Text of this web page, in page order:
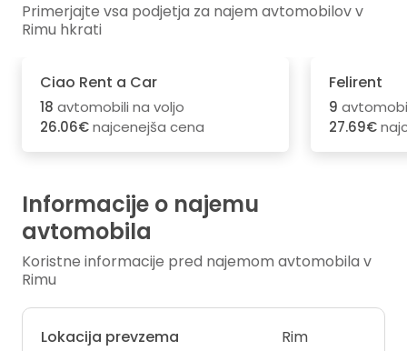
Primerjajte vsa podjetja za najem avtomobilov v
Rimu hkrati
Ciao Rent a Car
18 avtomobili na voljo
26.06€najcenejša cena
Felirent
9
27.69€
Informacije o najemu
avtomobila
Koristne informacije pred najemom avtomobila v
Rimu
Lokacija prevzema Rim